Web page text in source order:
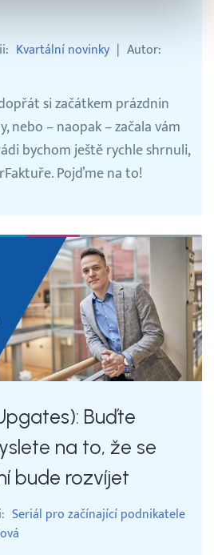
Kvartální novinky
Autor
si začátkem prázdnin
nebo – naopak – začala vám
bychom ještě rychle shrnuli,
Pojďme na to!
Buďte
na to, že se
bude rozvíjet
Seriál pro začínající podnikatele